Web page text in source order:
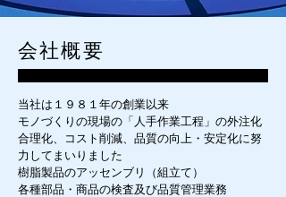
会社概要
当社は１９８１年の創業以来
モノづくりの現場の「人手作業工程」の外注化
合理化、コスト削減、品質の向上・安定化に努
力してまいりました
樹脂製品のアッセンブリ（組立て）
各種部品・商品の検査及び品質管理業務